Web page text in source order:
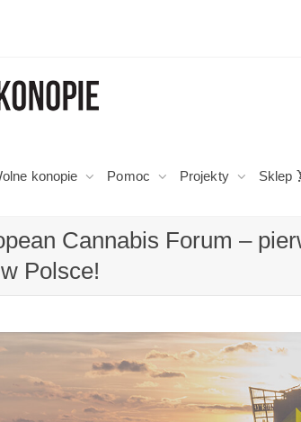
konopie Pomoc Projekty Sklep
Cannabis Forum –
Polsce!